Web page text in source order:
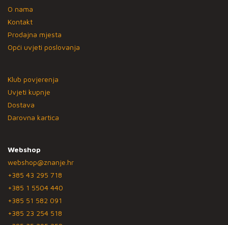
O nama
Kontakt
Prodajna mjesta
Opći uvjeti poslovanja
Klub povjerenja
Uvjeti kupnje
Dostava
Darovna kartica
Webshop
webshop@znanje.hr
+385 43 295 718
+385 1 5504 440
+385 51 582 091
+385 23 254 518